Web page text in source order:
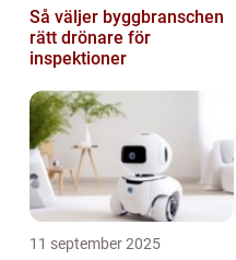
Så väljer byggbranschen
rätt drönare för
inspektioner
11 september 2025